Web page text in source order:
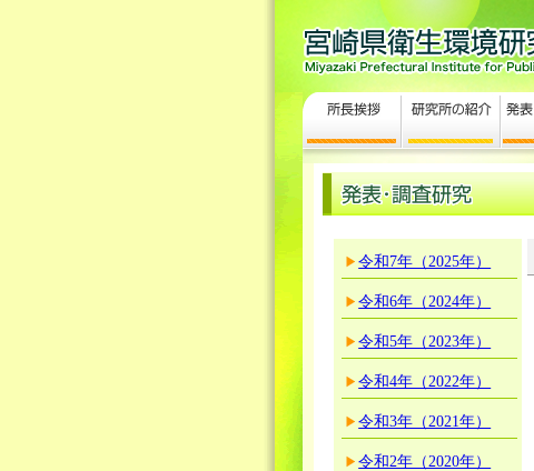
令和7年（2025年）
令和6年（2024年）
令和5年（2023年）
令和4年（2022年）
令和3年（2021年）
令和2年（2020年）